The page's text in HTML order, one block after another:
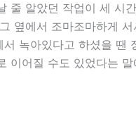
줄 알았던 작업이 세 시
옆에서 조마조마하게
녹아있다고 하셨을 땐
이어질 수도 있었다는